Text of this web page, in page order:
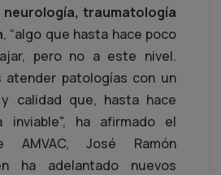
neurología, traumatología
, “algo que hasta hace poco
pero no a este nivel.
atender patologías con un
calidad que, hasta hace
inviable", ha afirmado el
AMVAC, José Ramón
ha adelantado nuevos